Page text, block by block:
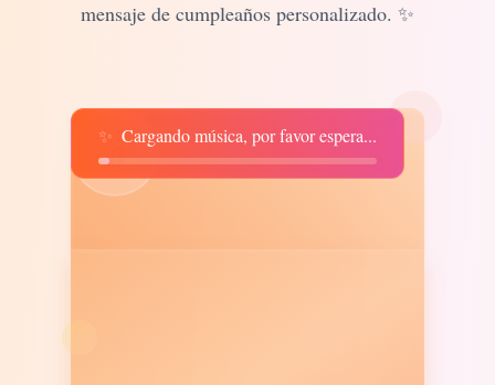
mensaje de cumpleaños personalizado. ✨
♫
✨ Cargando música, por favor espera...